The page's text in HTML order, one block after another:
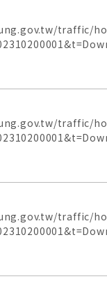
traffic/
traffic/
traffic/